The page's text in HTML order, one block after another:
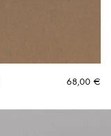
68,00 €